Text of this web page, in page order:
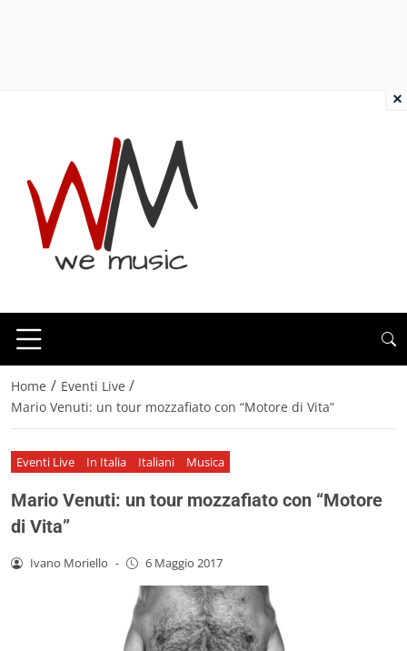
Home / Eventi Live /
Mario Venuti: un tour mozzafiato con “Motore di Vita”
Eventi Live In Italia Italiani Musica
Mario Venuti: un tour mozzafiato con “Motore
di Vita”
Ivano Moriello - 6 Maggio 2017
×